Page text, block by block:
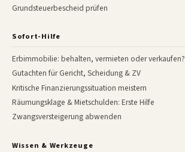
Grundsteuerbescheid prüfen
Sofort-Hilfe
Erbimmobilie: behalten, vermieten oder verkaufen?
Gutachten für Gericht, Scheidung & ZV
Kritische Finanzierungssituation meistern
Räumungsklage & Mietschulden: Erste Hilfe
Zwangsversteigerung abwenden
Wissen & Werkzeuge